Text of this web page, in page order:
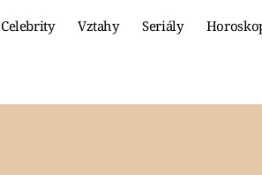
Celebrity Vztahy Seriály